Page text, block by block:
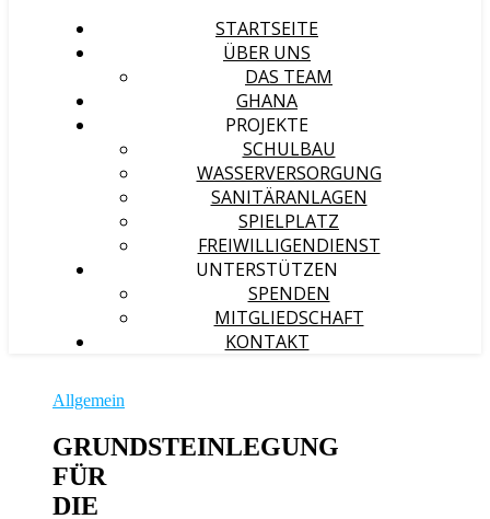
STARTSEITE
ÜBER UNS
DAS TEAM
GHANA
PROJEKTE
SCHULBAU
WASSERVERSORGUNG
SANITÄRANLAGEN
SPIELPLATZ
FREIWILLIGENDIENST
UNTERSTÜTZEN
SPENDEN
MITGLIEDSCHAFT
KONTAKT
Allgemein
GRUNDSTEINLEGUNG
FÜR
DIE